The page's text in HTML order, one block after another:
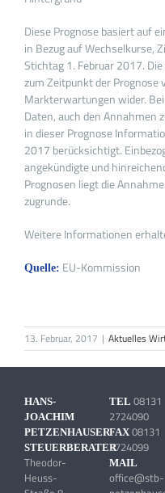
Diese Prognose basiert auf
in Bezug auf Wechselkurse,
Stichtag 1. Februar 2017.
zum Zeitpunkt der
Markterwartungen wider.
Daten, auch den Annahmen
in dieser Prognose
2017 berücksichtigt.
angekündigte und
Prognosen liegt die
zugrunde.
Weitere Informationen
Quelle: EU-Kommission
13. Februar, 2017 | Aktuelles
HANS-
JOACHIM
PETZENHAUSER
STEUERBERATER
Theodor-
Heuss-
TEL 08131
2724090
FAX08131
2724099
MAIL
office@stb-